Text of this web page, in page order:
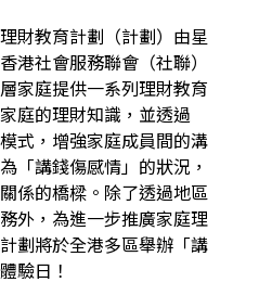
財教育計劃（計劃）由星
港社會服務聯會（社聯）
家庭提供一系列理財教育
庭的理財知識，並透過
式，增強家庭成員間的溝
「講錢傷感情」的狀況，
係的橋樑。除了透過地區
外，為進一步推廣家庭理
劃將於全港多區舉辦「講
驗日！